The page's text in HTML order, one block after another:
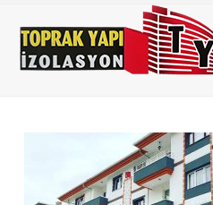
content
mobile
menu
mobile
menu